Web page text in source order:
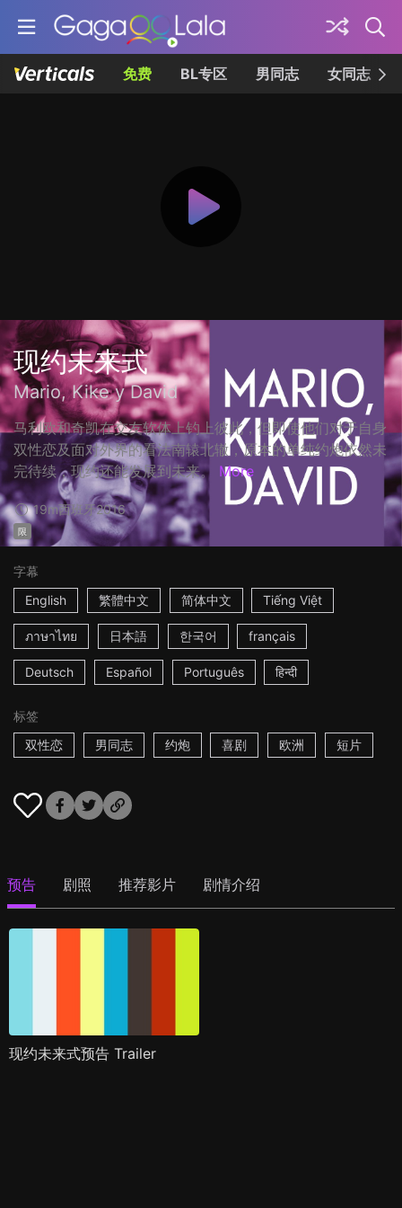
免费 BL专区 男同志 女同志
现约未来式
Mario, Kike y David
马利欧和奇凯在交友软体上钓上彼此，但即使他们对于自身
双性恋及面对外界的看法南辕北辙，原本的单纯约炮依然未
完待续，现约还能发展到未来。 More
19m西班牙2016
限
字幕
English
繁體中文 简体中文 Tiếng Việt
ภาษาไทย 日本語 한국어 français
Deutsch Español Português हिन्दी
标签
双性恋
男同志 约炮 喜剧 欧洲 短片
预告 剧照 推荐影片 剧情介绍
现约未来式预告 Trailer